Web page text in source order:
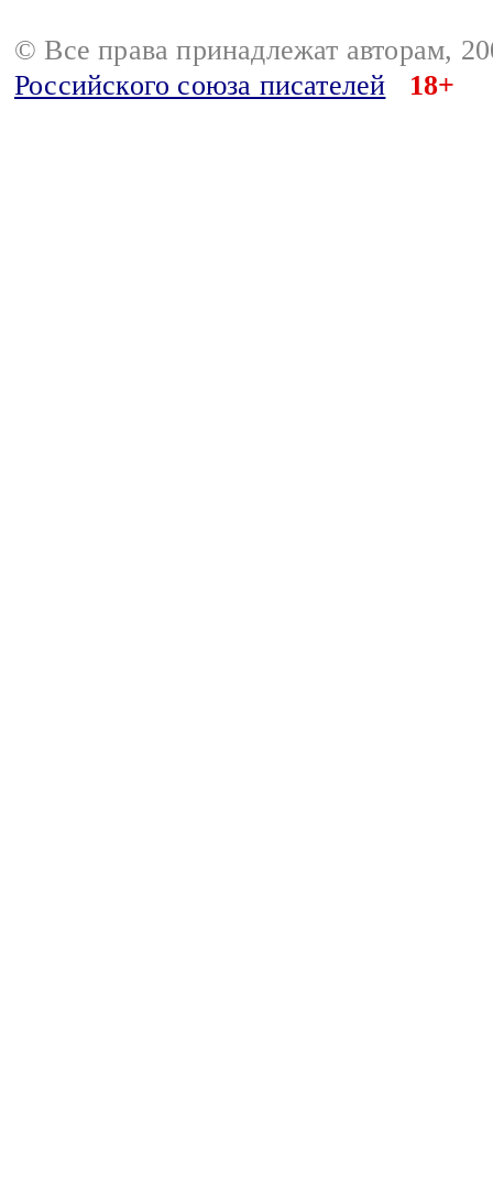
© Все права принадлежат авторам,
Российского союза писателей
18+